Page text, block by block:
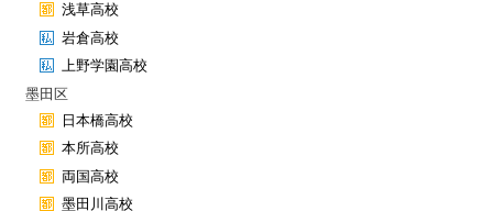
浅草高校
岩倉高校
上野学園高校
墨田区
日本橋高校
本所高校
両国高校
墨田川高校